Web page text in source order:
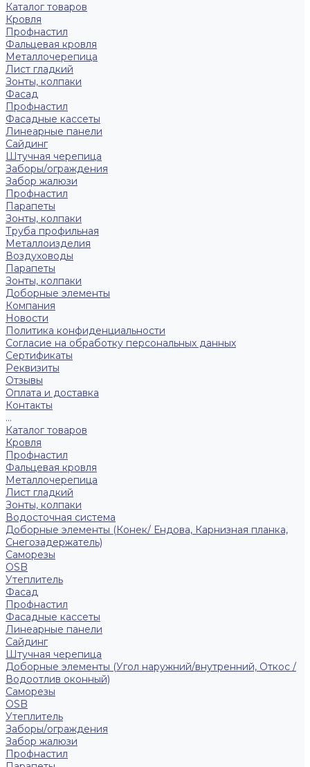
Каталог товаров
Кровля
Профнастил
Фальцевая кровля
Металлочерепица
Лист гладкий
Зонты, колпаки
Фасад
Профнастил
Фасадные кассеты
Линеарные панели
Сайдинг
Штучная черепица
Заборы/ограждения
Забор жалюзи
Профнастил
Парапеты
Зонты, колпаки
Труба профильная
Металлоизделия
Воздуховоды
Парапеты
Зонты, колпаки
Доборные элементы
Компания
Новости
Политика конфиденциальности
Согласие на обработку персональных данных
Сертификаты
Реквизиты
Отзывы
Оплата и доставка
Контакты
...
Каталог товаров
Кровля
Профнастил
Фальцевая кровля
Металлочерепица
Лист гладкий
Зонты, колпаки
Водосточная система
Доборные элементы (Конек/ Ендова, Карнизная планка,
Снегозадержатель)
Саморезы
ОSB
Утеплитель
Фасад
Профнастил
Фасадные кассеты
Линеарные панели
Сайдинг
Штучная черепица
Доборные элементы (Угол наружний/внутренний, Откос /
Водоотлив оконный)
Саморезы
OSB
Утеплитель
Заборы/ограждения
Забор жалюзи
Профнастил